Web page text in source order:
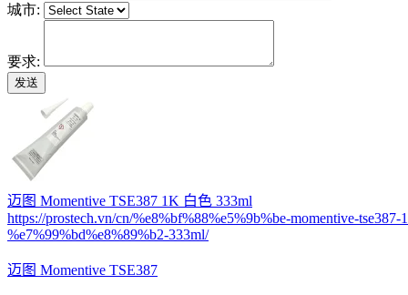
城市:
要求:
迈图 Momentive TSE387 1K 白色 333ml
https://prostech.vn/cn/%e8%bf%88%e5%9b%be-momentive-tse387-
%e7%99%bd%e8%89%b2-333ml/
迈图 Momentive TSE387